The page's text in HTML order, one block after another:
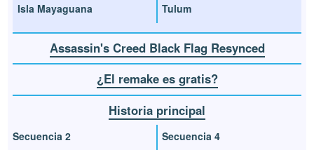
Isla Mayaguana
Tulum
Assassin's Creed Black Flag Resynced
¿El remake es gratis?
Historia principal
Secuencia 2
Secuencia 4